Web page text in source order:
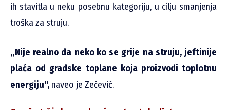
ih stavitla u neku posebnu kategoriju, u cilju smanjenja
troška za struju.
„Nije realno da neko ko se grije na struju, jeftinije
plaća od gradske toplane koja proizvodi toplotnu
energiju“, naveo je Zečević.